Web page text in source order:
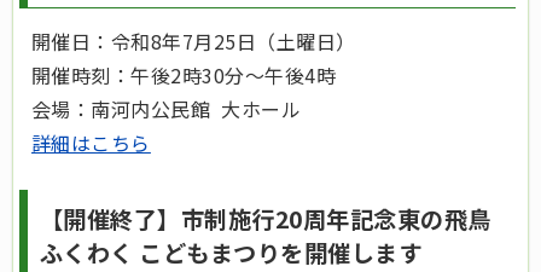
開催日：令和8年7月25日（土曜日）
開催時刻：午後2時30分～午後4時
会場：南河内公民館 大ホール
詳細はこちら
【開催終了】市制施行20周年記念東の飛鳥
ふくわく こどもまつりを開催します